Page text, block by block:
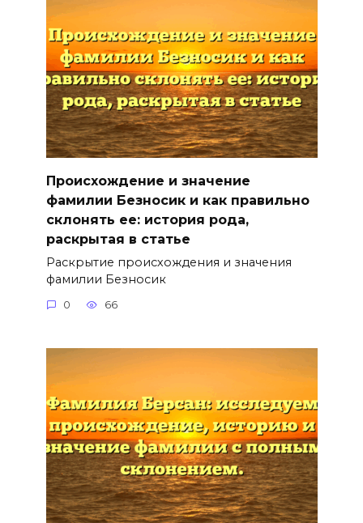
Происхождение и значение
фамилии Безносик и как правильно
склонять ее: история рода,
раскрытая в статье
Раскрытие происхождения и значения
фамилии Безносик
0 66